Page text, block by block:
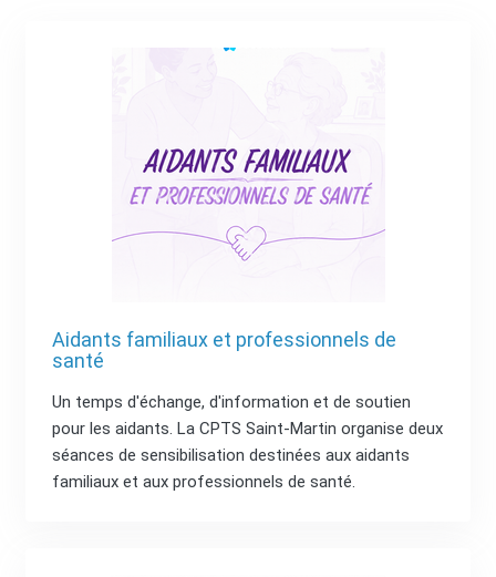
Aidants familiaux et professionnels de
santé
Un temps d'échange, d'information et de soutien
pour les aidants. La CPTS Saint-Martin organise deux
séances de sensibilisation destinées aux aidants
familiaux et aux professionnels de santé.